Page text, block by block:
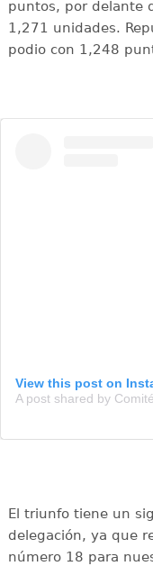
puntos, por delante
1,271 unidades.
podio con 1,248
View this post on
El triunfo tiene un
delegación, ya que
número 18 para